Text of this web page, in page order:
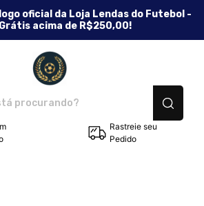
oficial da Loja Lendas do Futebol -
acima de R$250,00!
Rastreie seu
Pedido